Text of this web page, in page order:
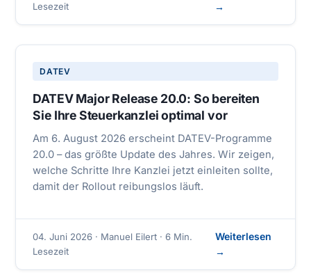
Lesezeit
→
DATEV
DATEV Major Release 20.0: So bereiten
Sie Ihre Steuerkanzlei optimal vor
Am 6. August 2026 erscheint DATEV-Programme
20.0 – das größte Update des Jahres. Wir zeigen,
welche Schritte Ihre Kanzlei jetzt einleiten sollte,
damit der Rollout reibungslos läuft.
04. Juni 2026 · Manuel Eilert · 6 Min.
Lesezeit
Weiterlesen
→